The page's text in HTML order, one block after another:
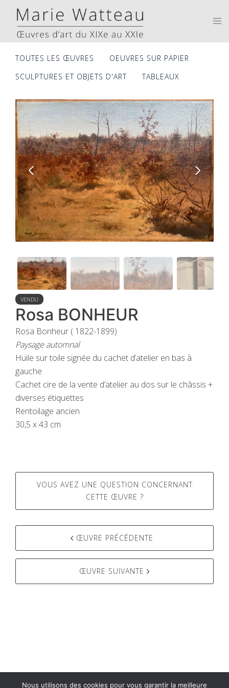
content
TOUTES LES ŒUVRES
OEUVRES SUR PAPIER
SCULPTURES ET OBJETS D'ART
TABLEAUX
VENDU
Rosa BONHEUR
Rosa Bonheur ( 1822-1899)
Paysage automnal
Huile sur toile signée du cachet d’atelier en bas à
gauche
Cachet cire de la vente d’atelier au dos sur le châssis +
diverses étiquettes
Rentoilage ancien
30,5 x 43 cm
VOUS AVEZ UNE QUESTION CONCERNANT
CETTE ŒUVRE ?
Post
navigation
ŒUVRE PRÉCÉDENTE
ŒUVRE SUIVANTE
Nous utilisons des cookies pour vous garantir la meilleure